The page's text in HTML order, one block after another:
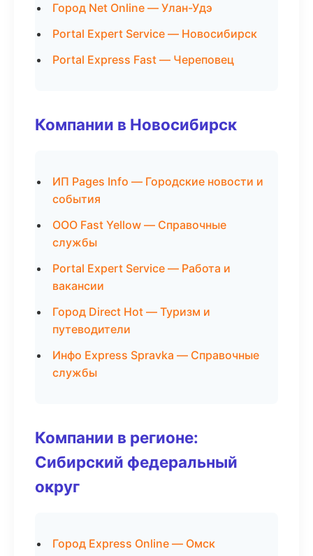
Город Net Online — Улан-Удэ
Portal Expert Service — Новосибирск
Portal Express Fast — Череповец
Компании в Новосибирск
ИП Pages Info — Городские новости и
события
ООО Fast Yellow — Справочные
службы
Portal Expert Service — Работа и
вакансии
Город Direct Hot — Туризм и
путеводители
Инфо Express Spravka — Справочные
службы
Компании в регионе:
Сибирский федеральный
округ
Город Express Online — Омск